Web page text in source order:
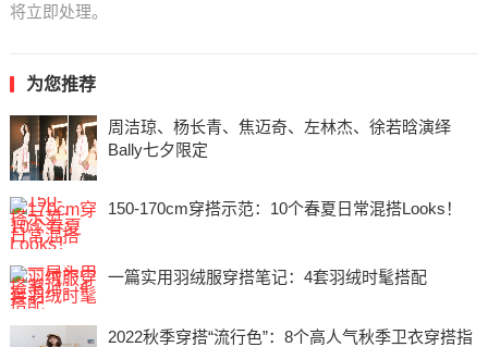
将立即处理。
为您推荐
周洁琼、杨长青、焦迈奇、左林杰、徐若晗演绎
Bally七夕限定
150-170cm穿搭示范：10个春夏日常混搭Looks！
一篇实用羽绒服穿搭笔记：4套羽绒时髦搭配
2022秋季穿搭“流行色”：8个高人气秋季卫衣穿搭指